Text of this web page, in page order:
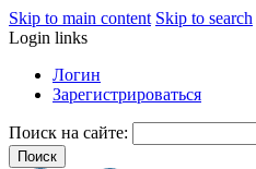
Skip to main content Skip to search
Login links
Логин
Зарегистрироваться
Поиск на сайте: